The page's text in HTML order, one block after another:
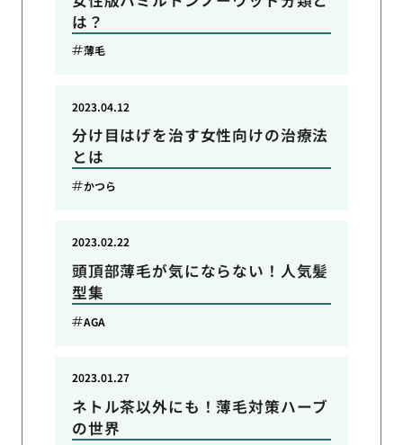
は？
薄毛
分け目はげを治す女性向けの治療法
とは
2023.04.12
かつら
頭頂部薄毛が気にならない！人気髪
型集
2023.02.22
AGA
ネトル茶以外にも！薄毛対策ハーブ
の世界
2023.01.27